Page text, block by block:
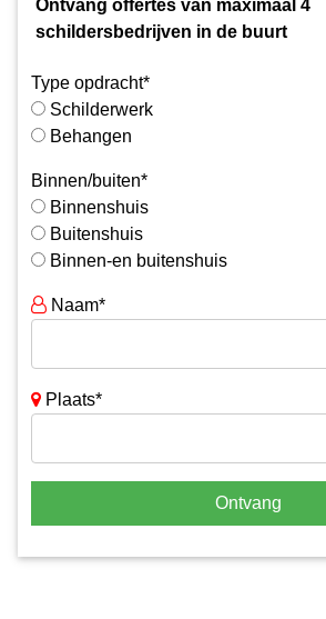
Ontvang offertes van maximaal 4
schildersbedrijven in de buurt
Type opdracht*
Schilderwerk
Behangen
Binnen/buiten*
Binnenshuis
Buitenshuis
Binnen-en buitenshuis
Naam*
Plaats*
Ontvang